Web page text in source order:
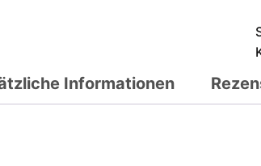
Informationen